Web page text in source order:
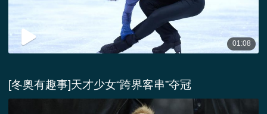
01:08
[冬奥有趣事]天才少女“跨界客串”夺冠